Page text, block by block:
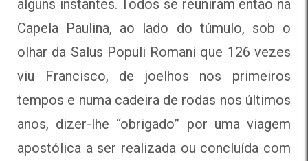
alguns instantes. Todos se reuniram então na
Capela Paulina, ao lado do túmulo, sob o
olhar da Salus Populi Romani que 126 vezes
viu Francisco, de joelhos nos primeiros
tempos e numa cadeira de rodas nos últimos
anos, dizer-lhe “obrigado” por uma viagem
apostólica a ser realizada ou concluída com